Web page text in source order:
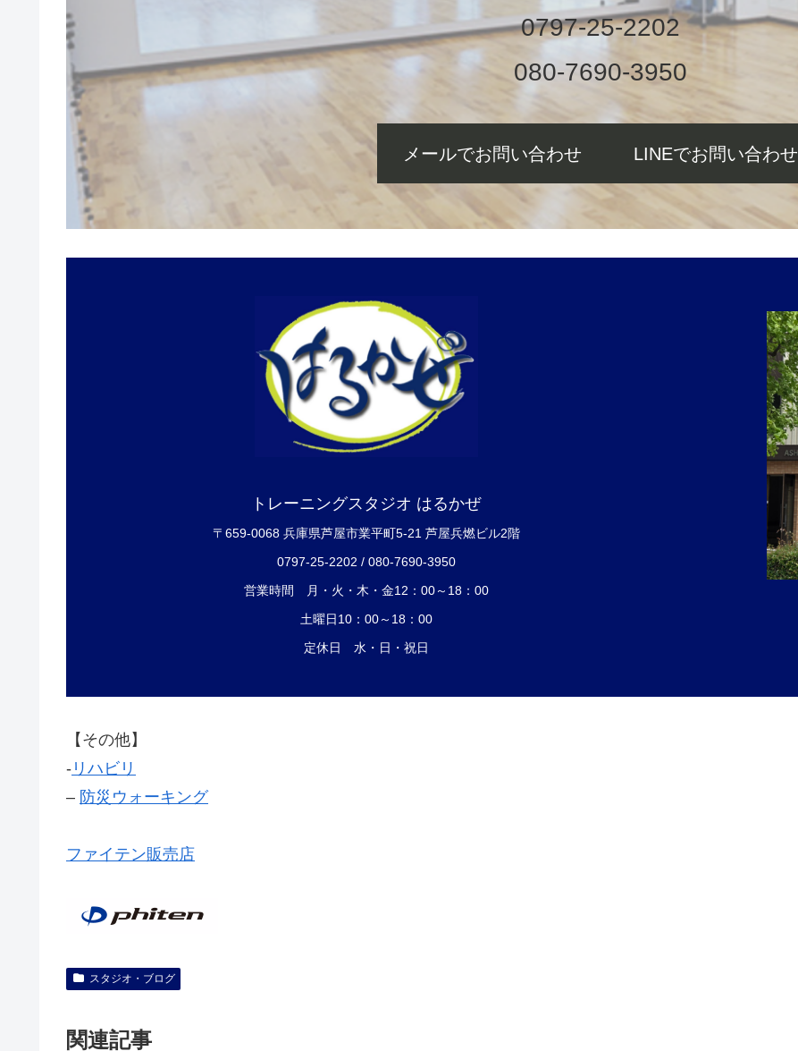
0797-25-2202
080-7690-3950
メールでお問い合わせ LINEでお問い合わせ
トレーニングスタジオ はるかぜ
〒659-0068 兵庫県芦屋市業平町5-21 芦屋兵燃ビル2階
0797-25-2202 / 080-7690-3950
営業時間 月・火・木・金12：00～18：00
土曜日10：00～18：00
定休日 水・日・祝日
【その他】
‐ リハビリ
– 防災ウォーキング
ファイテン販売店
スタジオ・ブログ
関連記事